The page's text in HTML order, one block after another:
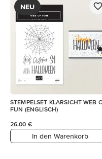
NEU
STEMPELSET KLARSICHT WEB
FUN (ENGLISCH)
26,00 €
In den Warenkorb